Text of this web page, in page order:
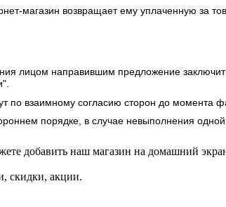
магазин возвращает ему уплаченную за
лицом направившим предложение
по взаимному согласию сторон до момента
порядке, в случае невыполнения
добавить наш магазин на домашний
скидки, акции.